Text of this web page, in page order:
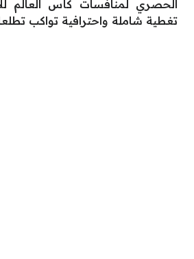
تغطية شاملة واحترافية تواكب